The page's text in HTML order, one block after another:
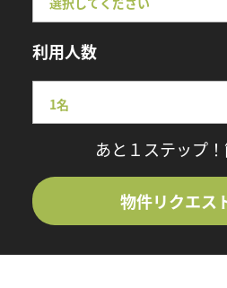
利用人数
あと１ステップ！
物件リクエス